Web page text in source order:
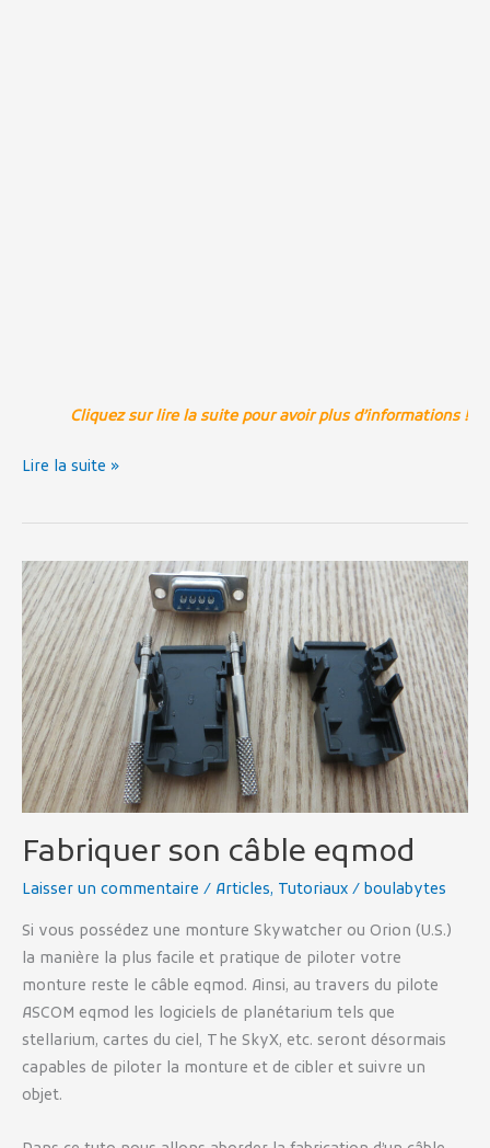
Cliquez sur lire la suite pour avoir plus d’informations !
Lire la suite »
Fabriquer son câble eqmod
Laisser un commentaire / Articles, Tutoriaux / boulabytes
Si vous possédez une monture Skywatcher ou Orion (U.S.)
la manière la plus facile et pratique de piloter votre
monture reste le câble eqmod. Ainsi, au travers du pilote
ASCOM eqmod les logiciels de planétarium tels que
stellarium, cartes du ciel, The SkyX, etc. seront désormais
capables de piloter la monture et de cibler et suivre un
objet.
Fabriquer
son
câble
eqmod